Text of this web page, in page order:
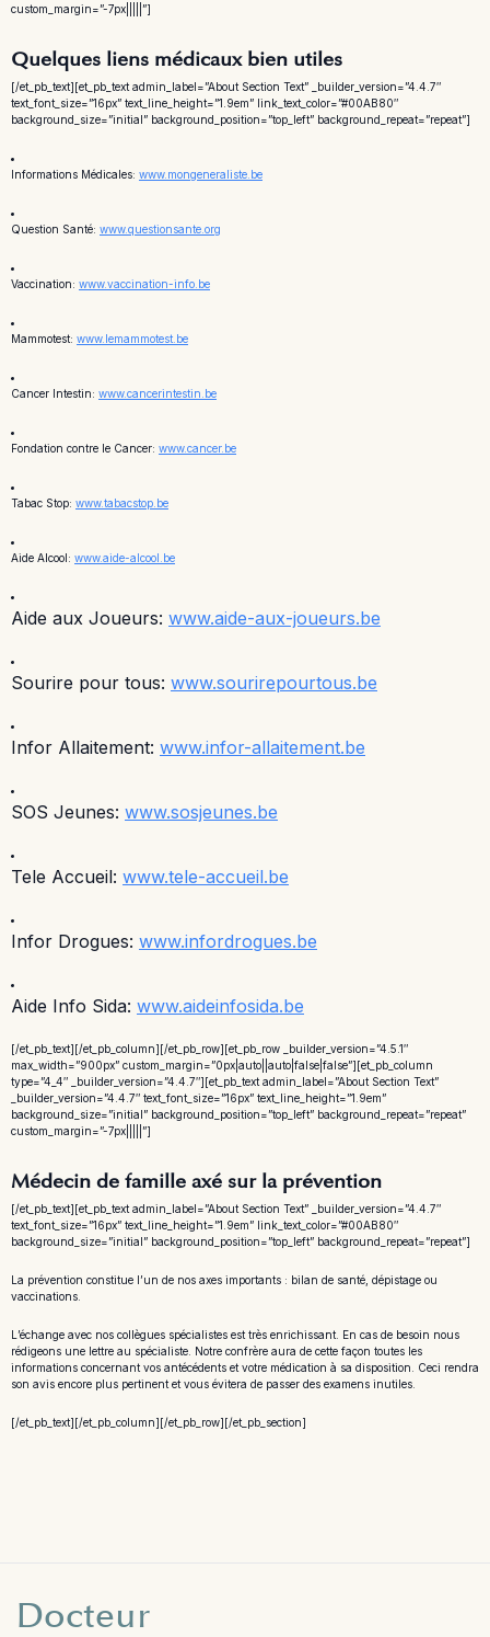
custom_margin=”-7px|||||”]
Quelques liens médicaux bien utiles
[/et_pb_text][et_pb_text admin_label=”About Section Text” _builder_version=”4.4.7″
text_font_size=”16px” text_line_height=”1.9em” link_text_color=”#00AB80″
background_size=”initial” background_position=”top_left” background_repeat=”repeat”]
Informations Médicales: www.mongeneraliste.be
Question Santé: www.questionsante.org
Vaccination: www.vaccination-info.be
Mammotest: www.lemammotest.be
Cancer Intestin: www.cancerintestin.be
Fondation contre le Cancer: www.cancer.be
Tabac Stop: www.tabacstop.be
Aide Alcool: www.aide-alcool.be
Aide aux Joueurs: www.aide-aux-joueurs.be
Sourire pour tous: www.sourirepourtous.be
Infor Allaitement: www.infor-allaitement.be
SOS Jeunes: www.sosjeunes.be
Tele Accueil: www.tele-accueil.be
Infor Drogues: www.infordrogues.be
Aide Info Sida: www.aideinfosida.be
[/et_pb_text][/et_pb_column][/et_pb_row][et_pb_row _builder_version=”4.5.1″
max_width=”900px” custom_margin=”0px|auto||auto|false|false”][et_pb_column
type=”4_4″ _builder_version=”4.4.7″][et_pb_text admin_label=”About Section Text”
_builder_version=”4.4.7″ text_font_size=”16px” text_line_height=”1.9em”
background_size=”initial” background_position=”top_left” background_repeat=”repeat”
custom_margin=”-7px|||||”]
Médecin de famille axé sur la prévention
[/et_pb_text][et_pb_text admin_label=”About Section Text” _builder_version=”4.4.7″
text_font_size=”16px” text_line_height=”1.9em” link_text_color=”#00AB80″
background_size=”initial” background_position=”top_left” background_repeat=”repeat”]
La prévention constitue l’un de nos axes importants : bilan de santé, dépistage ou
vaccinations.
L’échange avec nos collègues spécialistes est très enrichissant. En cas de besoin nous
rédigeons une lettre au spécialiste. Notre confrère aura de cette façon toutes les
informations concernant vos antécédents et votre médication à sa disposition. Ceci rendra
son avis encore plus pertinent et vous évitera de passer des examens inutiles.
[/et_pb_text][/et_pb_column][/et_pb_row][/et_pb_section]
Docteur